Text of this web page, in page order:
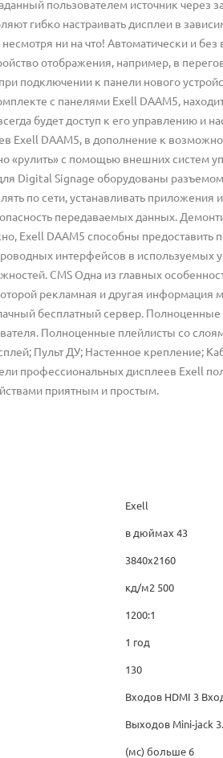
пользователем источник
гибко настраивать дисплеи в
ни на что! Автоматически и
отображения, например, в
подключении к панели нового
с панелями Exell DAAM5,
будет доступ к его управлению и
Exell DAAM5, в дополнение к
с помощью внешних систем
Digital Signage оборудованы
по сети, устанавливать приложения
передаваемых данных.
Exell DAAM5 способны предоставить
интерфейсов в используемых
CMS Одна из главных
рекламная и другая информация
бесплатный сервер.
Полноценные плейлисты со
Пульт ДУ; Настенное крепление;
профессиональных дисплеев Exell
приятным и простым.
Exell
в дюймах 43
3840x2160
кд/м2 500
1200:1
1 год
130
Входов HDMI 3
Выходов Mini-jack
(мс) больше 6